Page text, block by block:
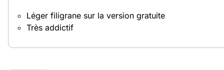
Léger filigrane sur la version gratuite
Très addictif